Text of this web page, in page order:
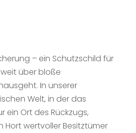
– ein Schutzschild für
über bloße
In unserer
Welt, in der das
ein Ort des Rückzugs,
Hort wertvoller Besitztümer